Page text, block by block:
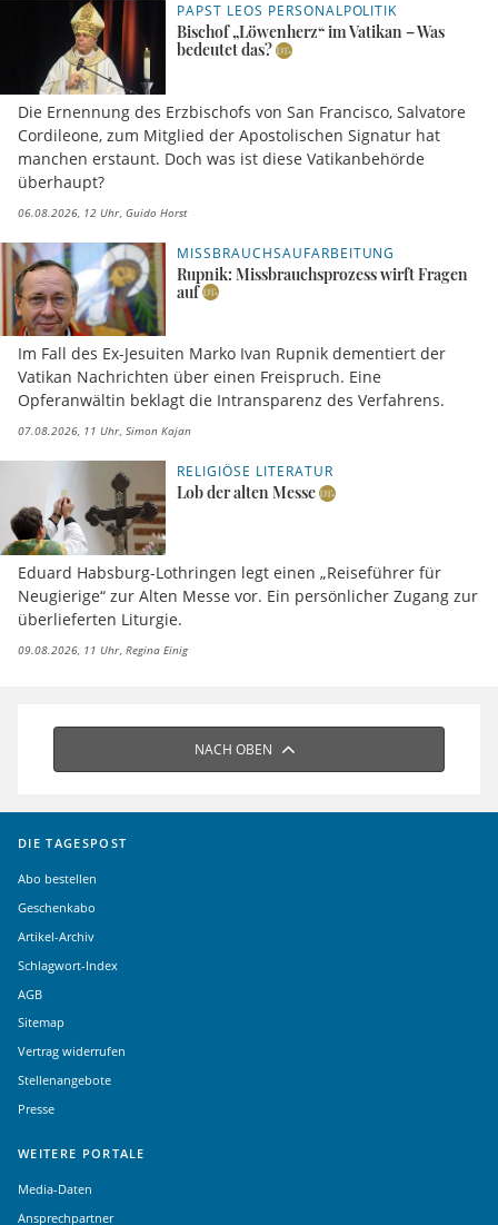
PAPST LEOS PERSONALPOLITIK
Bischof „Löwenherz“ im Vatikan – Was
bedeutet das?
Die Ernennung des Erzbischofs von San Francisco, Salvatore
Cordileone, zum Mitglied der Apostolischen Signatur hat
manchen erstaunt. Doch was ist diese Vatikanbehörde
überhaupt?
06.08.2026, 12 Uhr Guido Horst
MISSBRAUCHSAUFARBEITUNG
Rupnik: Missbrauchsprozess wirft Fragen
auf
Im Fall des Ex-Jesuiten Marko Ivan Rupnik dementiert der
Vatikan Nachrichten über einen Freispruch. Eine
Opferanwältin beklagt die Intransparenz des Verfahrens.
07.08.2026, 11 Uhr Simon Kajan
RELIGIÖSE LITERATUR
Lob der alten Messe
Eduard Habsburg-Lothringen legt einen „Reiseführer für
Neugierige“ zur Alten Messe vor. Ein persönlicher Zugang zur
überlieferten Liturgie.
09.08.2026, 11 Uhr Regina Einig
NACH OBEN
DIE TAGESPOST
Abo bestellen
Geschenkabo
Artikel-Archiv
Schlagwort-Index
AGB
Sitemap
Vertrag widerrufen
Stellenangebote
Presse
WEITERE PORTALE
Media-Daten
Ansprechpartner